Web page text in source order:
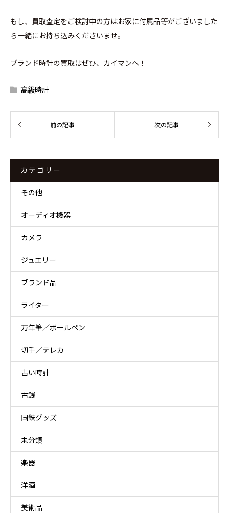
もし、買取査定をご検討中の方はお家に付属品等がございました
ら一緒にお持ち込みくださいませ。
ブランド時計の買取はぜひ、カイマンへ！
高級時計
カテゴリー
その他
オーディオ機器
カメラ
ジュエリー
ブランド品
ライター
万年筆／ボールペン
切手／テレカ
古い時計
古銭
国鉄グッズ
未分類
楽器
洋酒
美術品